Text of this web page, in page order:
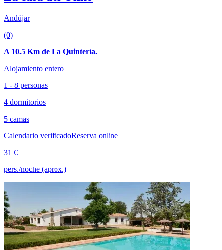
Andújar
(0)
A 10.5 Km de La Quintería.
Alojamiento entero
1 - 8 personas
4 dormitorios
5 camas
Calendario verificadoReserva online
31 €
pers./noche (aprox.)